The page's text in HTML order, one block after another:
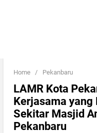
Home / Pekanbaru
LAMR Kota
Kerjasama yang
Sekitar Masjid
Pekanbaru